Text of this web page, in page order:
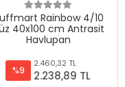
Rainbow 4/10
40x100 cm Antrasit
Havlupan
%9
2.460,32 TL
2.238,89 TL